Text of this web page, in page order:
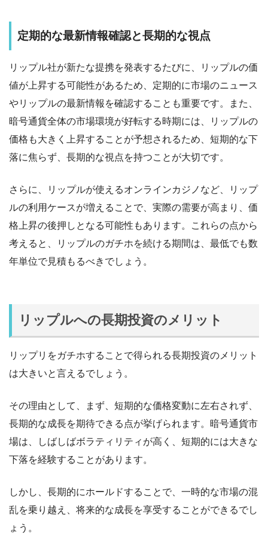
定期的な最新情報確認と長期的な視点
リップル社が新たな提携を発表するたびに、リップルの価
値が上昇する可能性があるため、定期的に市場のニュース
やリップルの最新情報を確認することも重要です。また、
暗号通貨全体の市場環境が好転する時期には、リップルの
価格も大きく上昇することが予想されるため、短期的な下
落に焦らず、長期的な視点を持つことが大切です。
さらに、リップルが使えるオンラインカジノなど、リップ
ルの利用ケースが増えることで、実際の需要が高まり、価
格上昇の後押しとなる可能性もあります。これらの点から
考えると、リップルのガチホを続ける期間は、最低でも数
年単位で見積もるべきでしょう。
リップルへの長期投資のメリット
リップリをガチホすることで得られる長期投資のメリット
は大きいと言えるでしょう。
その理由として、まず、短期的な価格変動に左右されず、
長期的な成長を期待できる点が挙げられます。暗号通貨市
場は、しばしばボラティリティが高く、短期的には大きな
下落を経験することがあります。
しかし、長期的にホールドすることで、一時的な市場の混
乱を乗り越え、将来的な成長を享受することができるでし
ょう。